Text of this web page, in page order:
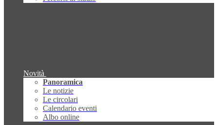
Novità
Panoramica
Le notizie
Le circolari
Calendario eventi
Albo online